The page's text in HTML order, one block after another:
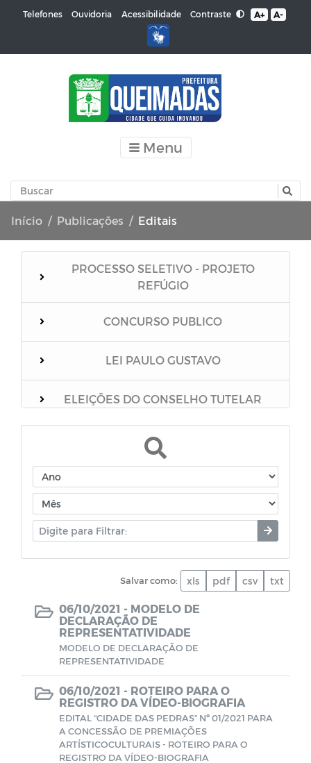
Telefones Ouvidoria Acessibilidade Contraste A+ A-
Menu
Início Publicações Editais
PROCESSO SELETIVO - PROJETO
REFÚGIO
CONCURSO PUBLICO
LEI PAULO GUSTAVO
ELEIÇÕES DO CONSELHO TUTELAR
Relação dos vacinados
Boletim Epidemiológico
Farmácia de Medicamentos Especiais
Planos e Relatórios
Unidades de Saúde
Salvar como: xls pdf csv txt
06/10/2021 - MODELO DE
DECLARAÇÃO DE
REPRESENTATIVIDADE
MODELO DE DECLARAÇÃO DE
REPRESENTATIVIDADE
06/10/2021 - ROTEIRO PARA O
REGISTRO DA VÍDEO-BIOGRAFIA
EDITAL “CIDADE DAS PEDRAS” Nº 01/2021 PARA
A CONCESSÃO DE PREMIAÇÕES
ARTÍSTICOCULTURAIS - ROTEIRO PARA O
REGISTRO DA VÍDEO-BIOGRAFIA